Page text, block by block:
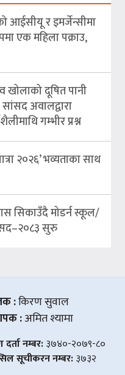
आईसीयू र इमर्जेन्सीमा
एक महिला पक्राउ,
खोलाको दूषित पानी
अवालद्वारा
गम्भीर प्रश्न
२०२६’ भव्यताका साथ
सिकाउँदै मोडर्न स्कूल/
सुरु
:किरण सुवाल
:अमित श्यामा
नम्बर:३७४०-२०७९-८०
सूचीकरन नम्बर:३७३२